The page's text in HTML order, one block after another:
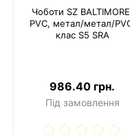
Чоботи SZ
PVC, метал/метал/
клас S5 SRA
986.40 грн.
Під замовлення